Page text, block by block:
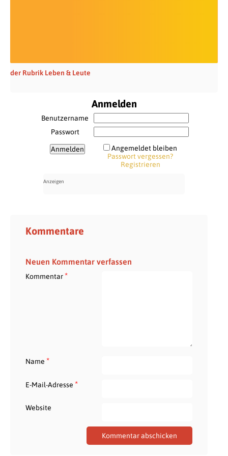
der Rubrik Leben & Leute
Anmelden
Benutzername
Passwort
Angemeldet bleiben
Passwort vergessen?
Registrieren
Kommentare
Neuen Kommentar verfassen
Kommentar*
Name *
E-Mail-Adresse *
Website